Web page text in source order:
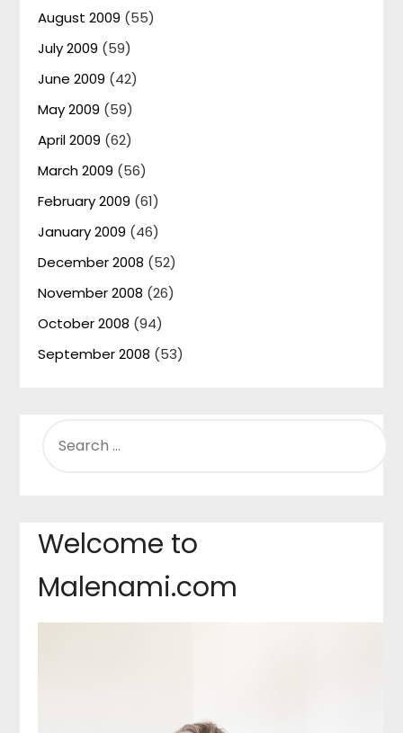
August 2009 (55)
July 2009 (59)
June 2009 (42)
May 2009 (59)
April 2009 (62)
March 2009 (56)
February 2009 (61)
January 2009 (46)
December 2008 (52)
November 2008 (26)
October 2008 (94)
September 2008 (53)
FOR:
Welcome to
Malenami.com